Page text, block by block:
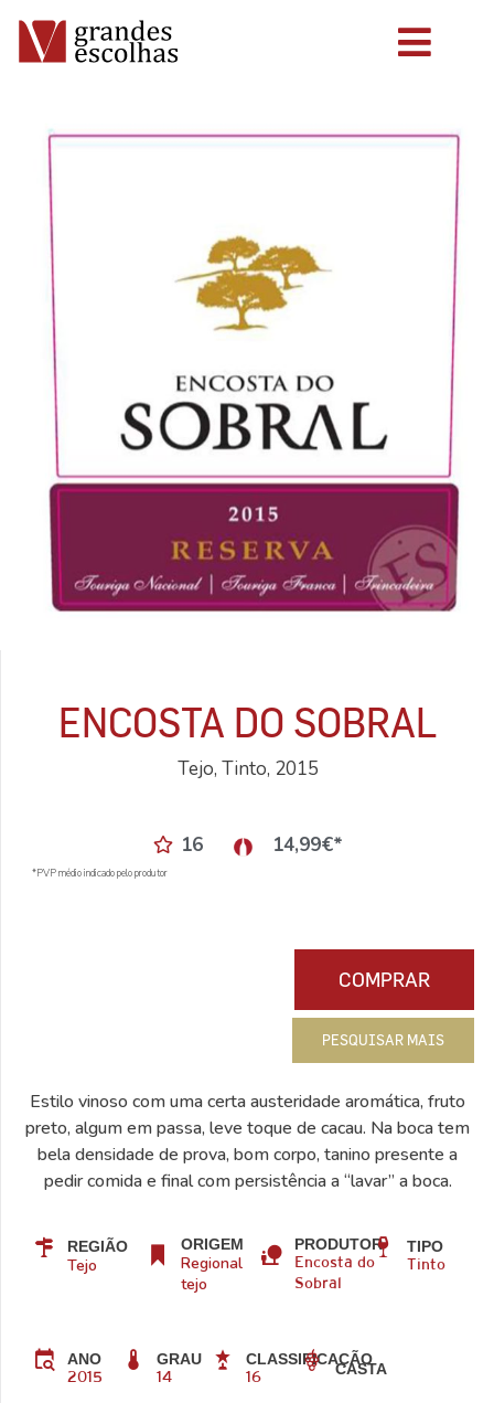
ENCOSTA DO SOBRAL
Tejo, Tinto, 2015
16 14,99€*
*PVP médio indicado pelo produtor
COMPRAR
PESQUISAR MAIS
Estilo vinoso com uma certa austeridade aromática, fruto
preto, algum em passa, leve toque de cacau. Na boca tem
bela densidade de prova, bom corpo, tanino presente a
pedir comida e final com persistência a “lavar” a boca.
REGIÃO
Tejo
ORIGEM
Regional
tejo
PRODUTOR
Encosta do
Sobral
TIPO
Tinto
ANO
2015
GRAU
14
CLASSIFICAÇÃO
16
CASTA